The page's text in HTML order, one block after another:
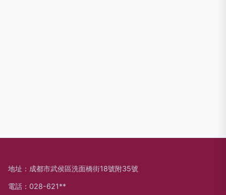
地址：成都市武侯區洗面橋街18號附35號
電話：028-621**